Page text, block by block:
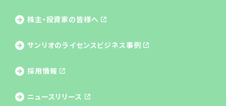
株主・投資家の皆様へ
サンリオのライセンスビジネス事例
採用情報
ニュースリリース